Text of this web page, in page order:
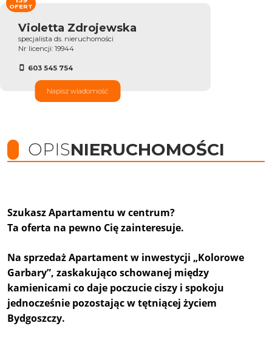
Violetta Zdrojewska
specjalista ds. nieruchomości
Nr licencji: 19944
603 545 754
Napisz wiadomość
OFERT
OPISNIERUCHOMOŚCI
Szukasz Apartamentu w centrum?
Ta oferta na pewno Cię zainteresuje.
Na sprzedaż Apartament w inwestycji „Kolorowe
Garbary”, zaskakująco schowanej między
kamienicami co daje poczucie ciszy i spokoju
jednocześnie pozostającw tętniącej życiem
Bydgoszczy.